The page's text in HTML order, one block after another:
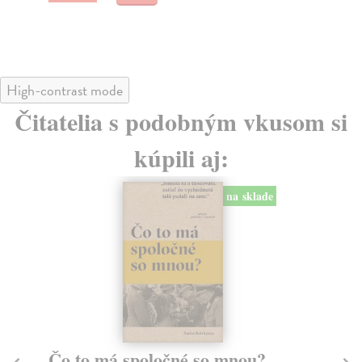
High-contrast mode
Čitatelia s podobným vkusom si
kúpili aj:
na sklade